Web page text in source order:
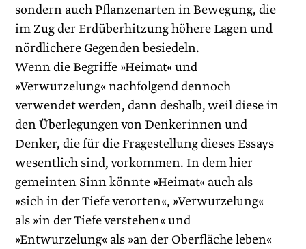
sondern auch Pflanzenarten in Bewegung, die
im Zug der Erdüberhitzung höhere Lagen und
nördlichere Gegenden besiedeln.
Wenn die Begriffe »Heimat« und
»Verwurzelung« nachfolgend dennoch
verwendet werden, dann deshalb, weil diese in
den Überlegungen von Denkerinnen und
Denker, die für die Fragestellung dieses Essays
wesentlich sind, vorkommen. In dem hier
gemeinten Sinn könnte »Heimat« auch als
»sich in der Tiefe verorten«, »Verwurzelung«
als »in der Tiefe verstehen« und
»Entwurzelung« als »an der Oberfläche leben«